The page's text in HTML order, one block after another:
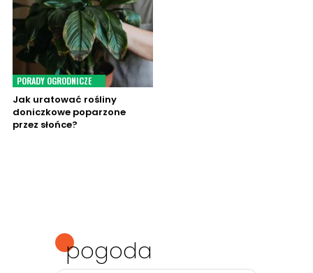
PORADY OGRODNICZE
Jak uratować rośliny
doniczkowe poparzone
przez słońce?
pogoda